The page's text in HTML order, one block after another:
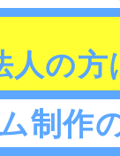
の方
制作